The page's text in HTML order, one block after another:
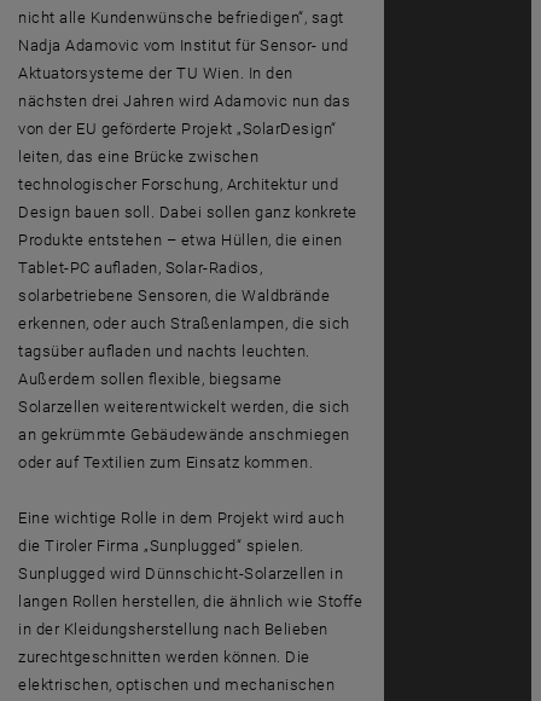
nicht alle Kundenwünsche befriedigen“, sagt
Nadja Adamovic vom Institut für Sensor- und
Aktuatorsysteme der TU Wien. In den
nächsten drei Jahren wird Adamovic nun das
von der EU geförderte Projekt „SolarDesign“
leiten, das eine Brücke zwischen
technologischer Forschung, Architektur und
Design bauen soll. Dabei sollen ganz konkrete
Produkte entstehen – etwa Hüllen, die einen
Tablet-PC aufladen, Solar-Radios,
solarbetriebene Sensoren, die Waldbrände
erkennen, oder auch Straßenlampen, die sich
tagsüber aufladen und nachts leuchten.
Außerdem sollen flexible, biegsame
Solarzellen weiterentwickelt werden, die sich
an gekrümmte Gebäudewände anschmiegen
oder auf Textilien zum Einsatz kommen.
Eine wichtige Rolle in dem Projekt wird auch
die Tiroler Firma „Sunplugged“ spielen.
Sunplugged wird Dünnschicht-Solarzellen in
langen Rollen herstellen, die ähnlich wie Stoffe
in der Kleidungsherstellung nach Belieben
zurechtgeschnitten werden können. Die
elektrischen, optischen und mechanischen